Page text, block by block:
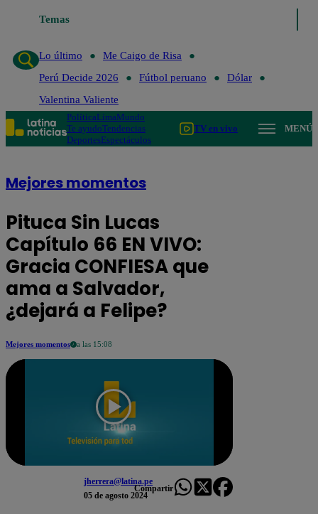
Temas
Lo último
Me Caigo de Risa
Perú Decide 2026
Fútbol peruano
Dólar
Valentina Valiente
PolíticaLimaMundo
Te ayudoTendencias
DeportesEspectáculos
TV en vivo MENÚ
Mejores momentos
Pituca Sin Lucas
Capítulo 66 EN VIVO:
Gracia CONFIESA que
ama a Salvador,
¿dejará a Felipe?
Mejores momentos a las 15:08
jherrera@latina.pe
05 de agosto 2024
Compartir